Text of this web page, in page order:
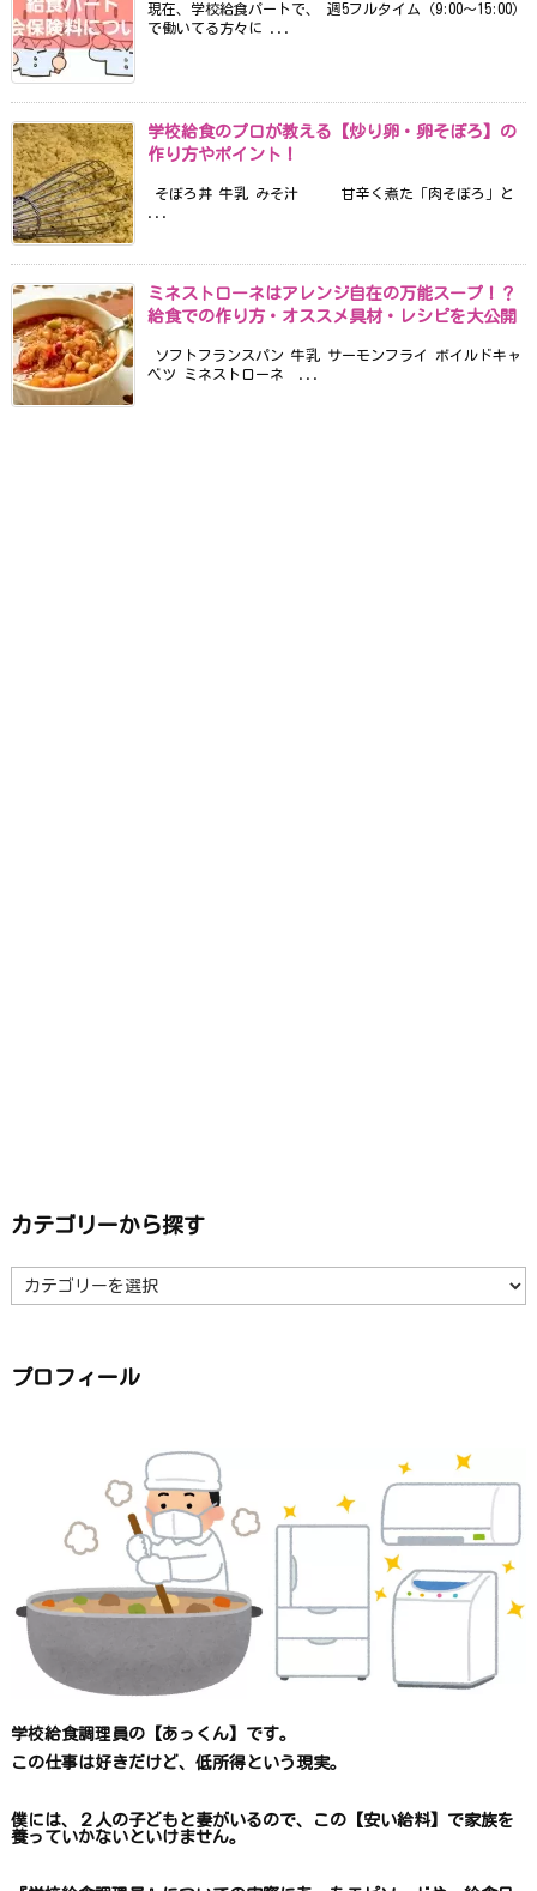
現在、学校給食パートで、 週5フルタイム（9:00〜15:00）
で働いてる方々に ...
学校給食のプロが教える【炒り卵・卵そぼろ】の
作り方やポイント！
そぼろ丼 牛乳 みそ汁 甘辛く煮た「肉そぼろ」と
ミネストローネはアレンジ自在の万能スープ！？
給食での作り方・オススメ具材・レシピを大公開
ソフトフランスパン 牛乳 サーモンフライ ボイルドキャ
ベツ ミネストローネ ...
カテゴリーから探す
テ
ゴ
ら
探
プロフィール
学校給食調理員の【あっくん】です。
この仕事は好きだけど、 低所得という現実。
僕には、２人の子どもと妻がいるので、 この【安い給料】で家族を
養っていかないといけません。